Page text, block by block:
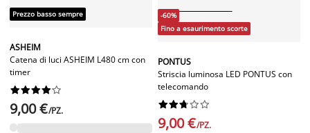
Prezzo basso sempre
ASHEIM
Catena di luci ASHEIM L480 cm con
timer






9,00 €/PZ.
-60%
Fino a esaurimento scorte
PONTUS
Striscia luminosa LED PONTUS con
telecomando






9,00 €/PZ.